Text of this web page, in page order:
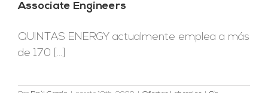
Associate Engineers
QUINTAS ENERGY actualmente emplea a más
de 170 [...]